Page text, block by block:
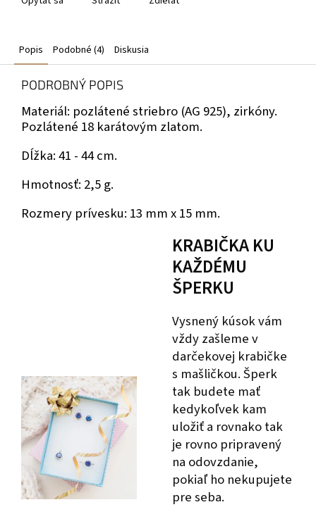
Popis Podobné (4) Diskusia
PODROBNÝ POPIS
Materiál: pozlátené striebro (AG 925), zirkóny.
Pozlátené 18 karátovým zlatom.
Dĺžka: 41 - 44 cm.
Hmotnosť: 2,5 g.
Rozmery prívesku: 13 mm x 15 mm.
KRABIČKA KU
KAŽDÉMU
ŠPERKU
Vysnený kúsok vám
vždy zašleme v
darčekovej krabičke
s mašličkou. Šperk
tak budete mať
kedykoľvek kam
uložiť a rovnako tak
je rovno pripravený
na odovzdanie,
pokiaľ ho nekupujete
pre seba.